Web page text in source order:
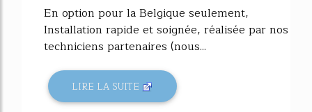
En option pour la Belgique seulement,
Installation rapide et soignée, réalisée par nos
techniciens partenaires (nous...
LIRE LA SUITE